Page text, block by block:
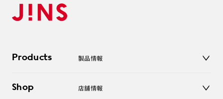
Products 製品情報
サングラス
Shop 店舗情報